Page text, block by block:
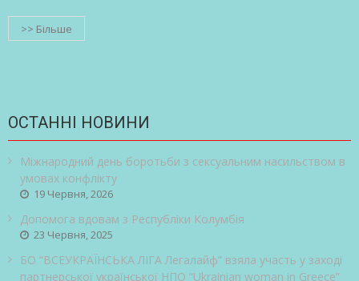
>> Більше
ОСТАННІ НОВИНИ
Міжнародний день боротьби з сексуальним насильством в
умовах конфлікту
19 Червня, 2026
Допомога вдовам з Республіки Колумбія
23 Червня, 2025
БО “ВСЕУКРАЇНСЬКА ЛІГА Легалайф” взяла участь у заході
партнерської української НПО “Ukrainian woman in Greece”